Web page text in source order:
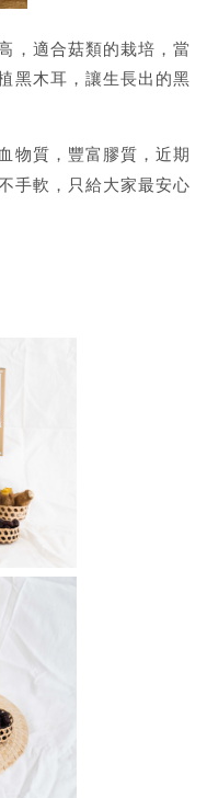
，適合菇類的栽培，當
黑木耳，讓生長出的黑
物質，豐富膠質，近期
手軟，只給大家最安心